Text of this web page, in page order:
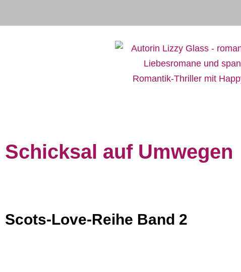
Schicksal auf Umwegen
Scots-Love-Reihe Band 2